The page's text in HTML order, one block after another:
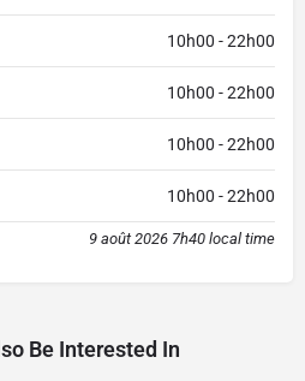
10h00 - 22h00
10h00 - 22h00
10h00 - 22h00
10h00 - 22h00
9 août 2026 7h40 local time
Be Interested In